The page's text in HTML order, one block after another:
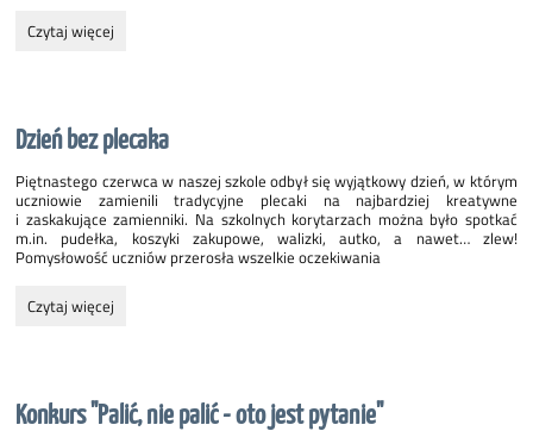
Gminny
nutki":
Czytaj więcej
Dzień bez plecaka
Piętnastego czerwca w naszej szkole odbył się wyjątkowy dzień, w którym
uczniowie zamienili tradycyjne plecaki na najbardziej kreatywne
i zaskakujące zamienniki. Na szkolnych korytarzach można było spotkać
m.in. pudełka, koszyki zakupowe, walizki, autko, a nawet… zlew!
Pomysłowość uczniów przerosła wszelkie oczekiwania
Dzień
Czytaj więcej
Konkurs "Palić, nie palić - oto jest pytanie"